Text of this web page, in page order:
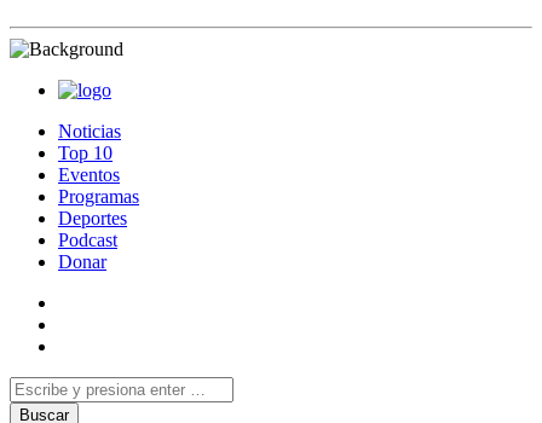
Noticias
Top 10
Eventos
Programas
Deportes
Podcast
Donar